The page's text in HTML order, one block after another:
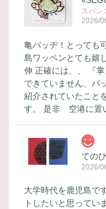
スパン
2026/
亀バッヂ！とっても
島ワッペンとても嬉
伸 正確には、、 『
できていません、バ
紹介されていたこと
す。 是非 空港に置
2026/
大学時代を鹿児島で
トしたいと思ってい